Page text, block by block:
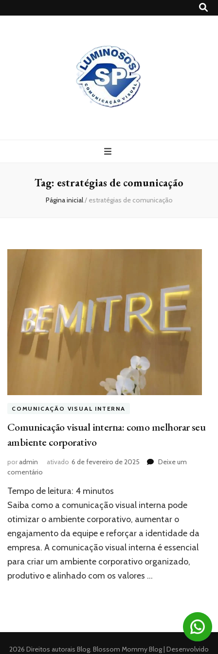
Tag: estratégias de comunicação
Página inicial/ estratégias de comunicação
COMUNICAÇÃO VISUAL INTERNA
Comunicação visual interna: como melhorar seu
ambiente corporativo
poradmin ativado 6 de fevereiro de 2025
Deixe um
comentário
visual
interna:
melhorar
seu
ambiente
corporativo
Tempo de leitura: 4 minutos
Saiba como a comunicação visual interna pode
otimizar o ambiente corporativo, aumentar o
engajamento da equipe e reforçar a identidade da
empresa. A comunicação visual interna é essencial
para criar um ambiente corporativo organizado,
produtivo e alinhado com os valores …
2026 Direitos autorais Blog. Blossom Mommy Blog | Desenvolvido